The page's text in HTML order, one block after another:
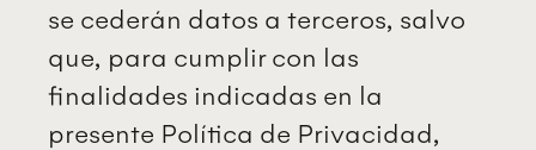
se cederán datos a terceros, salvo
que, para cumplir con las
finalidades indicadas en la
presente Política de Privacidad,